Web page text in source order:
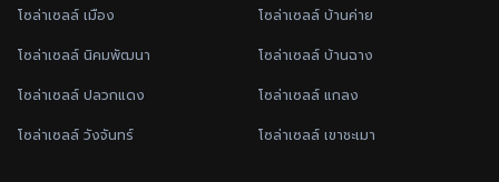
โซล่าเซลล์ เมือง โซล่าเซลล์ บ้านค่าย
โซล่าเซลล์ นิคมพัฒนา โซล่าเซลล์ บ้านฉาง
โซล่าเซลล์ ปลวกแดง โซล่าเซลล์ แกลง
โซล่าเซลล์ วังจันทร์ โซล่าเซลล์ เขาชะเมา